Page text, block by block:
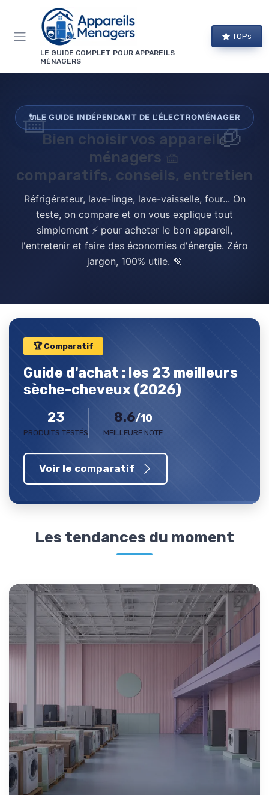
LE GUIDE COMPLET POUR APPAREILS
MÉNAGERS
TOPs
🧺 🧊
🔌LE GUIDE INDÉPENDANT DE L'ÉLECTROMÉNAGER
Bien choisir vos appareils
ménagers 🧺
comparatifs, conseils, entretien
Réfrigérateur, lave-linge, lave-vaisselle, four... On
teste, on compare et on vous explique tout
simplement ⚡ pour acheter le bon appareil,
l'entretenir et faire des économies d'énergie. Zéro
jargon, 100% utile. 🫧
🏆 Comparatif
Guide d'achat : les 23 meilleurs
sèche-cheveux (2026)
23
PRODUITS TESTÉS
8.6/10
MEILLEURE NOTE
Voir le comparatif
Les tendances du moment
Panneau de gestion des cookies